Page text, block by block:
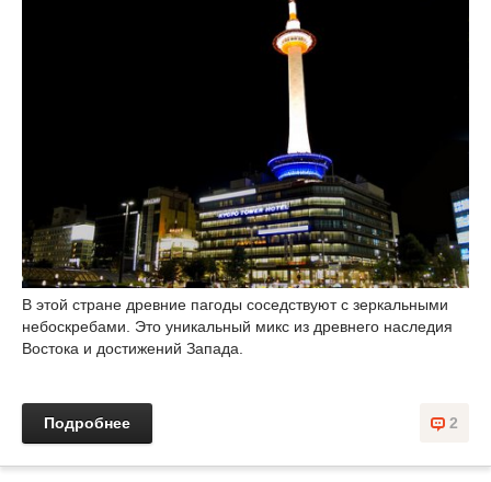
В этой стране древние пагоды соседствуют с зеркальными
небоскребами. Это уникальный микс из древнего наследия
Востока и достижений Запада.
2
Подробнее